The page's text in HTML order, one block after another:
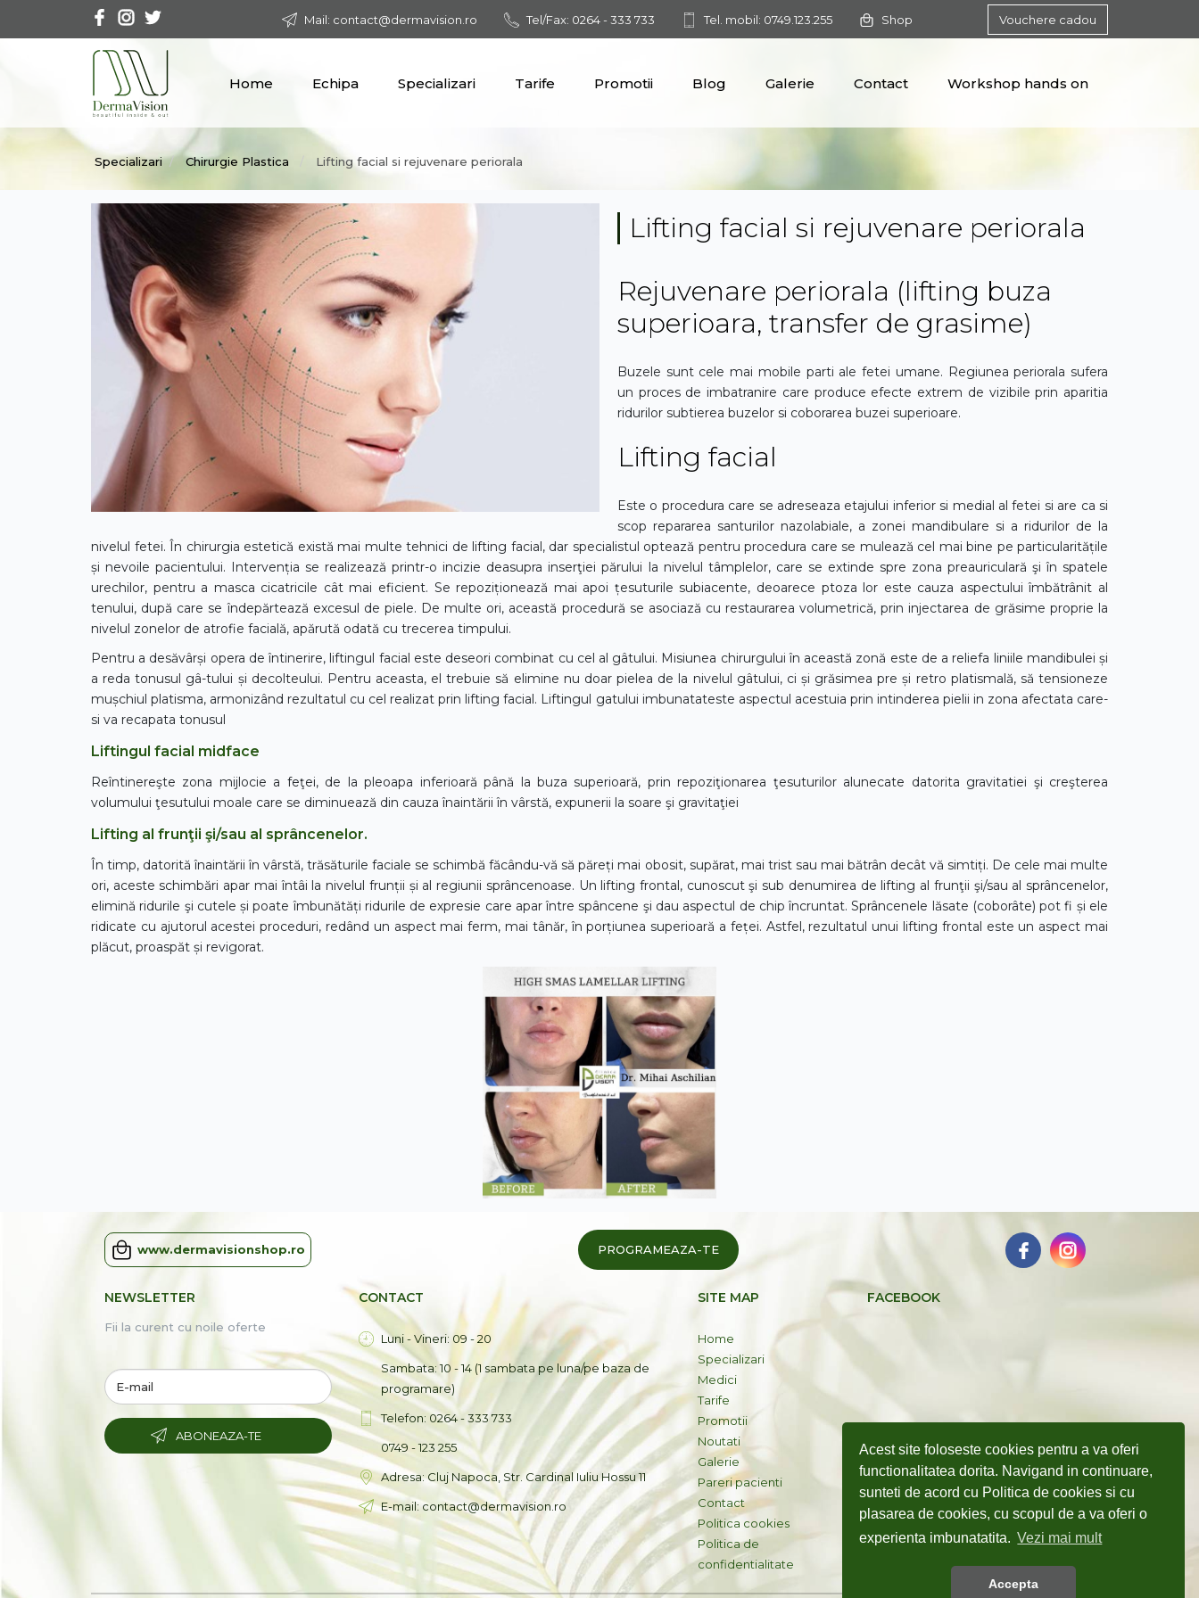
Acest site foloseste cookies pentru a va oferi
functionalitatea dorita. Navigand in continuare,
sunteti de acord cu Politica de cookies si cu
plasarea de cookies, cu scopul de a va oferi o
experienta imbunatatita. Vezi mai mult
Accepta
Mail: contact@dermavision.ro Tel/Fax: 0264 - 333 733 Tel. mobil: 0749.123.255 Shop Vouchere cadou
Home Echipa Specializari Tarife Promotii Blog Galerie Contact Workshop hands on
Specializari Chirurgie Plastica Lifting facial si rejuvenare periorala
Lifting facial si rejuvenare periorala
Rejuvenare periorala (lifting buza
superioara, transfer de grasime)
Buzele sunt cele mai mobile parti ale fetei umane. Regiunea periorala sufera
un proces de imbatranire care produce efecte extrem de vizibile prin aparitia
ridurilor subtierea buzelor si coborarea buzei superioare.
Lifting facial
Este o procedura care se adreseaza etajului inferior si medial al fetei si are ca si
scop repararea santurilor nazolabiale, a zonei mandibulare si a ridurilor de la
nivelul fetei. În chirurgia estetică există mai multe tehnici de lifting facial, dar specialistul optează pentru procedura care se mulează cel mai bine pe particularitățile
și nevoile pacientului. Intervenția se realizează printr-o incizie deasupra inserţiei părului la nivelul tâmplelor, care se extinde spre zona preauriculară şi în spatele
urechilor, pentru a masca cicatricile cât mai eficient. Se repoziționează mai apoi țesuturile subiacente, deoarece ptoza lor este cauza aspectului îmbătrânit al
tenului, după care se îndepărtează excesul de piele. De multe ori, această procedură se asociază cu restaurarea volumetrică, prin injectarea de grăsime proprie la
nivelul zonelor de atrofie facială, apărută odată cu trecerea timpului.
Pentru a desăvârși opera de întinerire, liftingul facial este deseori combinat cu cel al gâtului. Misiunea chirurgului în această zonă este de a reliefa liniile mandibulei și
a reda tonusul gâ-tului și decolteului. Pentru aceasta, el trebuie să elimine nu doar pielea de la nivelul gâtului, ci și grăsimea pre și retro platismală, să tensioneze
mușchiul platisma, armonizând rezultatul cu cel realizat prin lifting facial. Liftingul gatului imbunatateste aspectul acestuia prin intinderea pielii in zona afectata care-
si va recapata tonusul
Liftingul facial midface
Reîntinereşte zona mijlocie a feţei, de la pleoapa inferioară până la buza superioară, prin repoziţionarea ţesuturilor alunecate datorita gravitatiei şi creşterea
volumului ţesutului moale care se diminuează din cauza înaintării în vârstă, expunerii la soare şi gravitaţiei
Lifting al frunţii şi/sau al sprâncenelor.
În timp, datorită înaintării în vârstă, trăsăturile faciale se schimbă făcându-vă să păreți mai obosit, supărat, mai trist sau mai bătrân decât vă simtiți. De cele mai multe
ori, aceste schimbări apar mai întâi la nivelul frunții și al regiunii sprâncenoase. Un lifting frontal, cunoscut şi sub denumirea de lifting al frunţii şi/sau al sprâncenelor,
elimină ridurile şi cutele și poate îmbunătăți ridurile de expresie care apar între spâncene şi dau aspectul de chip încruntat. Sprâncenele lăsate (coborâte) pot fi și ele
ridicate cu ajutorul acestei proceduri, redând un aspect mai ferm, mai tânăr, în porțiunea superioară a feței. Astfel, rezultatul unui lifting frontal este un aspect mai
plăcut, proaspăt și revigorat.
www.dermavisionshop.ro PROGRAMEAZA-TE
NEWSLETTER
Fii la curent cu noile oferte
ABONEAZA-TE
CONTACT
Luni - Vineri: 09 - 20
Sambata: 10 - 14 (1 sambata pe luna/pe baza de
programare)
Telefon: 0264 - 333 733
0749 - 123 255
Adresa: Cluj Napoca, Str. Cardinal Iuliu Hossu 11
E-mail: contact@dermavision.ro
SITE MAP
Home
Specializari
Medici
Tarife
Promotii
Noutati
Galerie
Pareri pacienti
Contact
Politica cookies
Politica de
confidentialitate
FACEBOOK